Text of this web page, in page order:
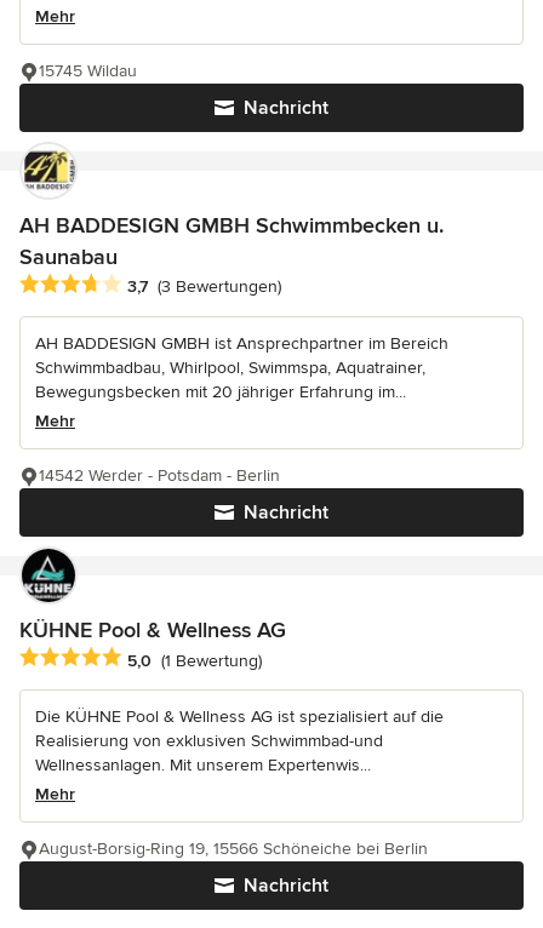
Mehr
Nachricht
15745 Wildau
AH BADDESIGN GMBH Schwimmbecken u.
Saunabau
Durchschnittliche Bewertung: 3.7 von 5 Sternen
3,7 (3 Bewertungen)
AH BADDESIGN GMBH ist Ansprechpartner im Bereich
Schwimmbadbau, Whirlpool, Swimmspa, Aquatrainer,
Bewegungsbecken mit 20 jähriger Erfahrung im...
Mehr
Nachricht
14542 Werder - Potsdam - Berlin
KÜHNE Pool & Wellness AG
Durchschnittliche Bewertung: 5 von 5 Sternen
5,0 (1 Bewertung)
Die KÜHNE Pool & Wellness AG ist spezialisiert auf die
Realisierung von exklusiven Schwimmbad-und
Wellnessanlagen. Mit unserem Expertenwis...
Mehr
Nachricht
August-Borsig-Ring 19, 15566 Schöneiche bei Berlin